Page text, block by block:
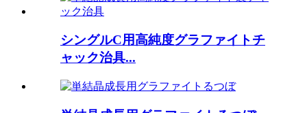
シングルC用高純度グラファイトチ
ャック治具...